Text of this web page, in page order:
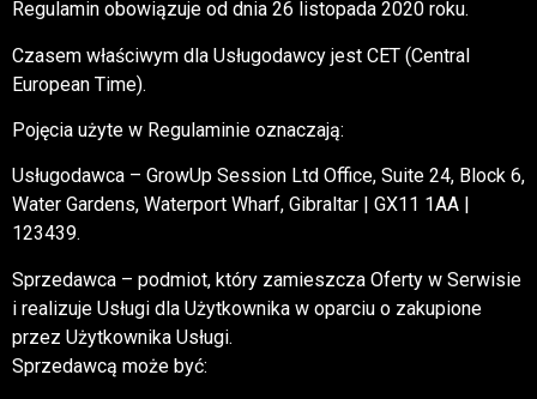
Regulamin obowiązuje od dnia 26 listopada 2020 roku.
Czasem właściwym dla Usługodawcy jest CET (Central
European Time).
Pojęcia użyte w Regulaminie oznaczają:
Usługodawca – GrowUp Session Ltd Office, Suite 24, Block 6,
Water Gardens, Waterport Wharf, Gibraltar | GX11 1AA |
123439.
Sprzedawca – podmiot, który zamieszcza Oferty w Serwisie
i realizuje Usługi dla Użytkownika w oparciu o zakupione
przez Użytkownika Usługi.
Sprzedawcą może być: